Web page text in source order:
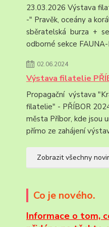
23.03.2026 Výstava
-" Pravěk, oceány a
sběratelská burza +
odborné sekce FAUNA-
02.06.2024
Výstava filatelie
Propagační výstava
filatelie" - PŘÍBOR
města Příbor, kde jsou
přímo ze zahájení
Zobrazit všechny
Co je nového.
Informace o tom,